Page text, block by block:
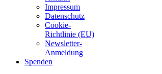
Impressum
Datenschutz
Cookie-
Richtlinie (EU)
Newsletter-
Anmeldung
Spenden